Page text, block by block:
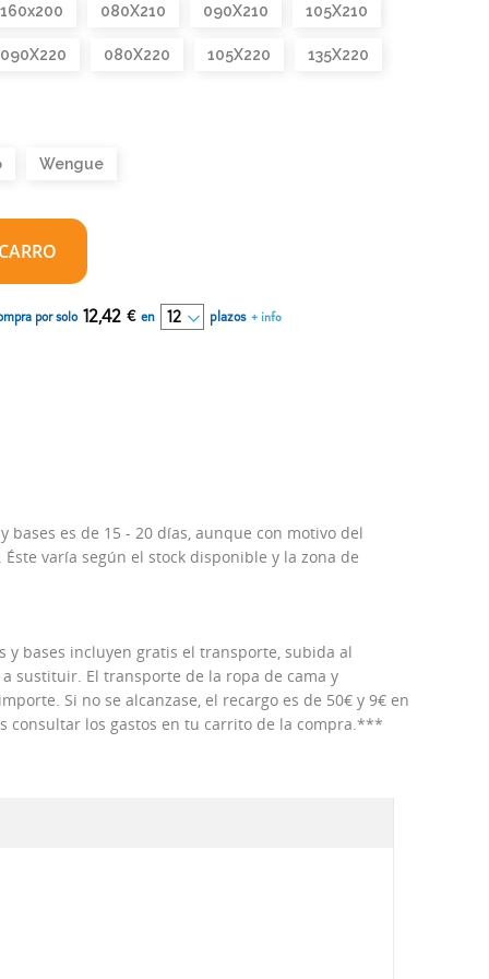
160x200 080X210 090X210 105X210
090X220 080X220 105X220 135X220
Wengue
por solo 12,42 € en plazos + info
es de 15 - 20 días, aunque con motivo del
varía según el stock disponible y la zona de
y bases incluyen gratis el transporte, subida al
sustituir. El transporte de la ropa de cama y
Si no se alcanzase, el recargo es de 50€ y 9€ en
consultar los gastos en tu carrito de la compra.***